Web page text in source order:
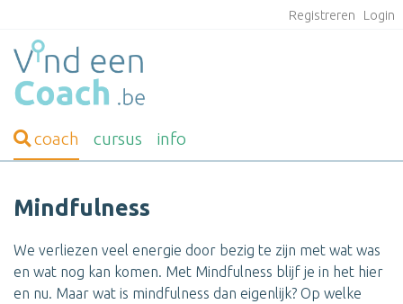
Registreren Login
coach cursus info
Mindfulness
We verliezen veel energie door bezig te zijn met wat was
en wat nog kan komen. Met Mindfulness blijf je in het hier
en nu. Maar wat is mindfulness dan eigenlijk? Op welke